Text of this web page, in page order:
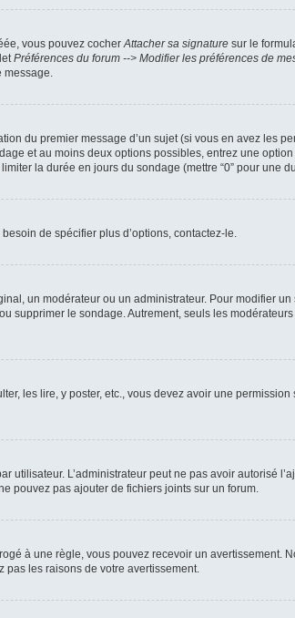
vous pouvez cocherAttacher sa signature sur le
Préférences du forum --> Modifier les préférences de
message.
du premier message d’un sujet (si vous en avez les
et au moins deux options possibles, entrez une
la durée en jours du sondage (mettre “0” pour
de spécifier plus d’options, contactez-le.
un modérateur ou un administrateur. Pour modifier
supprimer le sondage. Autrement, seuls les
les lire, y poster, etc., vous devez avoir une
utilisateur. L’administrateur peut ne pas avoir autorisé
pouvez pas ajouter de fichiers joints sur un forum.
à une règle, vous pouvez recevoir un avertissement.
pas les raisons de votre avertissement.